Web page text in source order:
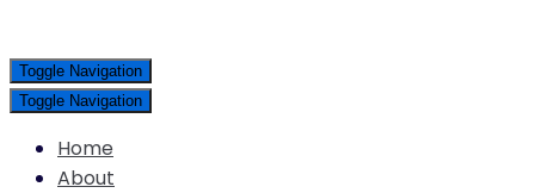
Toggle Navigation
Toggle Navigation
Home
About